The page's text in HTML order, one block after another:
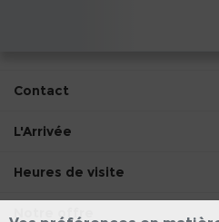
Contact
L'Arrivée
Heures de visite
Notre offre